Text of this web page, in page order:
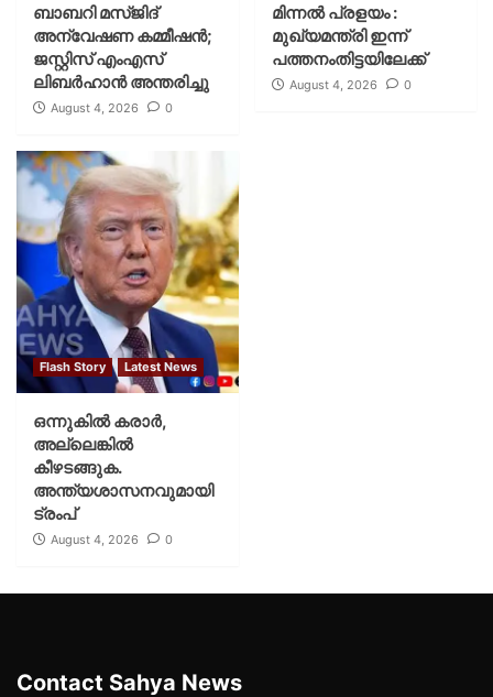
ബാബറി മസ്ജിദ്
അന്വേഷണ കമ്മീഷന്‍;
ജസ്റ്റിസ് എംഎസ്
ലിബര്‍ഹാന്‍ അന്തരിച്ചു
August 4, 2026 0
മിന്നല്‍ പ്രളയം :
മുഖ്യമന്ത്രി ഇന്ന്
പത്തനംതിട്ടയിലേക്ക്
August 4, 2026 0
Flash Story Latest News
ഒന്നുകില്‍ കരാര്‍,
അല്ലെങ്കില്‍
കീഴടങ്ങുക.
അന്ത്യശാസനവുമായി
ട്രംപ്
August 4, 2026 0
Contact Sahya News